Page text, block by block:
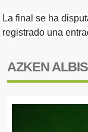
La final se ha
registrado una
AZKEN